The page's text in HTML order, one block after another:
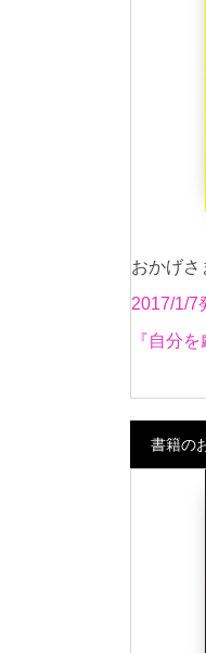
おかげさ
2017/1/7
『自分
書籍の